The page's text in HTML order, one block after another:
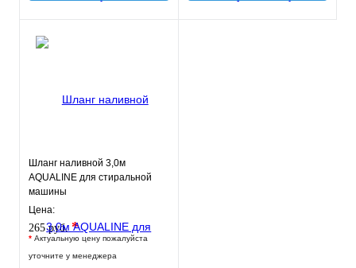
Шланг наливной 3,0м
AQUALINE для стиральной
машины
Цена:
265 руб. *
* Актуальную цену пожалуйста
уточните у менеджера